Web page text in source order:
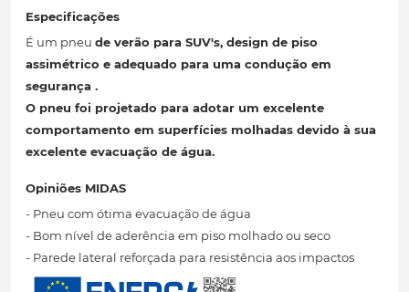
Especificações
É um pneu de verão para SUV's, design de piso
assimétrico e adequado para uma condução em
segurança .
O pneu foi projetado para adotar um excelente
comportamento em superfícies molhadas devido à sua
excelente evacuação de água.
Opiniões MIDAS
- Pneu com ótima evacuação de água
- Bom nível de aderência em piso molhado ou seco
- Parede lateral reforçada para resistência aos impactos